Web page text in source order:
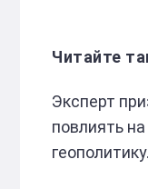
Эксперт
повлиять
геополитику.